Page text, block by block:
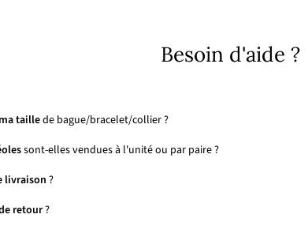
Besoin d'aide ?
taillede bague/bracelet/collier ?
sont-elles vendues à l'unité ou par paire ?
livraison ?
retour?